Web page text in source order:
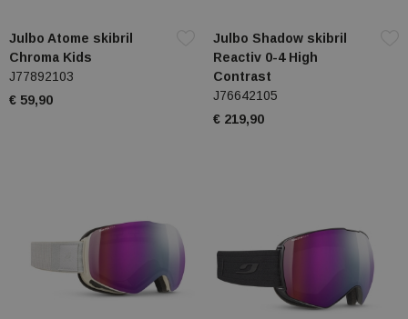
Julbo Atome skibril
Chroma Kids
J77892103
€ 59,90
Julbo Shadow skibril
Reactiv 0-4 High
Contrast
J76642105
€ 219,90